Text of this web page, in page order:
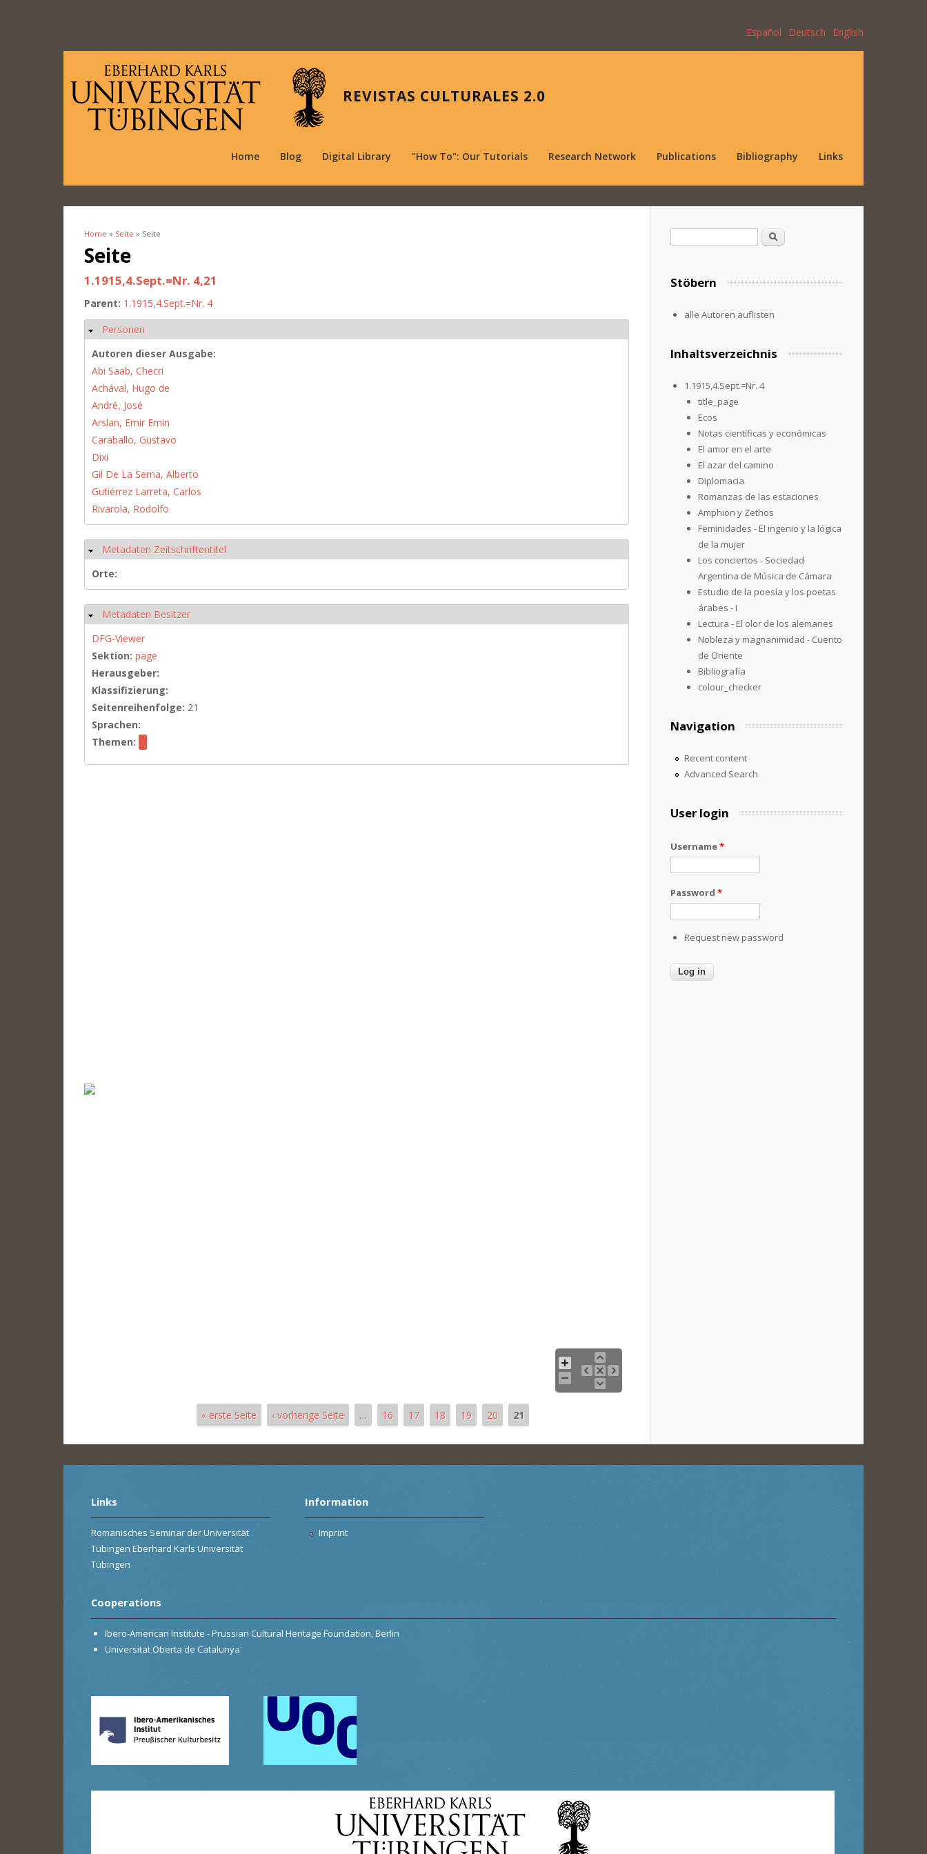
Español Deutsch English
REVISTAS CULTURALES 2.0
Home Blog Digital Library "How To": Our Tutorials Research Network Publications Bibliography Links
You are here
Home » Seite » Seite
Seite
1.1915,4.Sept.=Nr. 4,21
Parent: 1.1915,4.Sept.=Nr. 4
Hide
Personen
Autoren dieser Ausgabe:
Abi Saab, Checri
Achával, Hugo de
André, José
Arslan, Emir Emin
Caraballo, Gustavo
Dixi
Gil De La Serna, Alberto
Gutiérrez Larreta, Carlos
Rivarola, Rodolfo
Hide
Metadaten Zeitschriftentitel
Orte:
Hide
Metadaten Besitzer
DFG-Viewer
Sektion: page
Herausgeber:
Klassifizierung:
Seitenreihenfolge: 21
Sprachen:
Themen:
« erste Seite ‹ vorherige Seite … 16 17 18 19 20 21
Search
Stöbern
alle Autoren auflisten
Inhaltsverzeichnis
1.1915,4.Sept.=Nr. 4
title_page
Ecos
Notas científicas y económicas
El amor en el arte
El azar del camino
Diplomacia
Romanzas de las estaciones
Amphion y Zethos
Feminidades - El ingenio y la lógica
de la mujer
Los conciertos - Sociedad
Argentina de Música de Cámara
Estudio de la poesía y los poetas
árabes - I
Lectura - El olor de los alemanes
Nobleza y magnanimidad - Cuento
de Oriente
Bibliografía
colour_checker
Navigation
Recent content
Advanced Search
User login
Username*
Password *
Request new password
Links
Romanisches Seminar der Universität
Tübingen Eberhard Karls Universität
Tübingen
Information
Imprint
Cooperations
Ibero-American Institute - Prussian Cultural Heritage Foundation, Berlin
Universitat Oberta de Catalunya